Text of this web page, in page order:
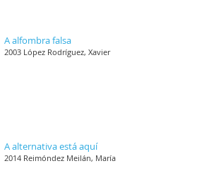
A alfombra falsa
2003 López Rodríguez, Xavier
A alternativa está aquí
2014 Reimóndez Meilán, María